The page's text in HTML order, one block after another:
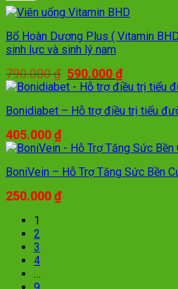
Bổ Hoàn Dương Plus ( Vitamin
sinh lực và sinh lý nam
790.000₫ Giá
gốc
790.000 ₫.
590.000₫Giá
hiện
là:
Bonidiabet – Hỗ trợ điều trị tiểu
405.000₫
BoniVein – Hỗ Trợ Tăng Sức Bền
250.000₫
1
2
3
4
…